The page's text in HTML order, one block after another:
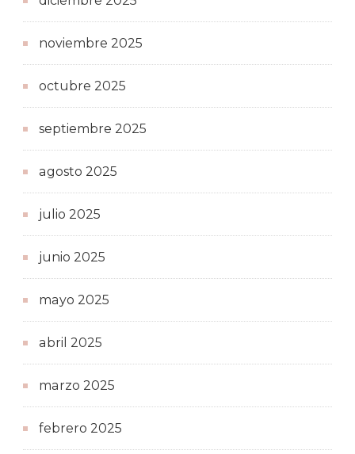
noviembre 2025
octubre 2025
septiembre 2025
agosto 2025
julio 2025
junio 2025
mayo 2025
abril 2025
marzo 2025
febrero 2025